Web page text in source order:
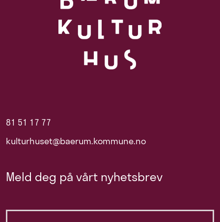
81 51 17 77
kulturhuset@baerum.kommune.no
Meld deg på vårt nyhetsbrev